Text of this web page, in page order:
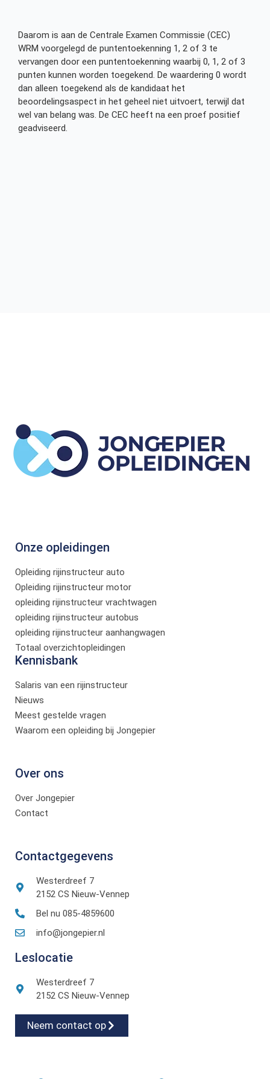
Daarom is aan de Centrale Examen Commissie (CEC)
WRM voorgelegd de puntentoekenning 1, 2 of 3 te
vervangen door een puntentoekenning waarbij 0, 1, 2 of 3
punten kunnen worden toegekend. De waardering 0 wordt
dan alleen toegekend als de kandidaat het
beoordelingsaspect in het geheel niet uitvoert, terwijl dat
wel van belang was. De CEC heeft na een proef positief
geadviseerd.
Onze opleidingen
Opleiding rijinstructeur auto
Opleiding rijinstructeur motor
opleiding rijinstructeur vrachtwagen
opleiding rijinstructeur autobus
opleiding rijinstructeur aanhangwagen
Totaal overzichtopleidingen
Kennisbank
Salaris van een rijinstructeur
Nieuws
Meest gestelde vragen
Waarom een opleiding bij Jongepier
Over ons
Over Jongepier
Contact
Contactgegevens
Westerdreef 7
2152 CS Nieuw-Vennep
Bel nu 085-4859600
info@jongepier.nl
Leslocatie
Westerdreef 7
2152 CS Nieuw-Vennep
Neem contact op